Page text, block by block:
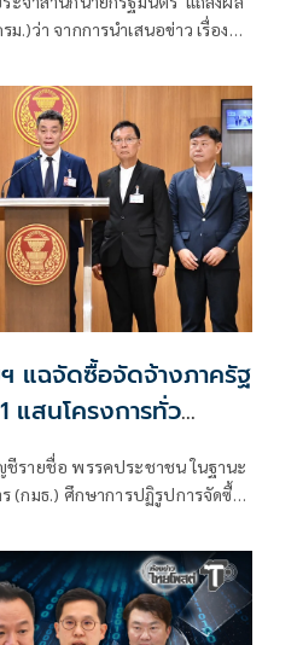
.)ว่า จากการนำเสนอข่าว เรื่อง
ว่า รัฐบาลนี้มีเสถียรภาพและ
แฉจัดซื้อจัดจ้างภาครัฐ
แสนโครงการทั่ว
บกว่า 5 หมื่นล้านบาท
รายชื่อ พรรคประชาชน ในฐานะ
(กมธ.) ศึกษาการปฏิรูปการจัดซื้อ
ณ สภาผู้แทนราษฎร แถลงความ
การจัดซื้อจัดจ้างภาครัฐ" ว่า คณะ
บด้วยตัวแทน สส.